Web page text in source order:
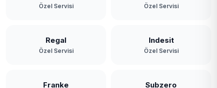
Özel Servisi Özel Servisi
Regal
Özel Servisi
Indesit
Özel Servisi
Franke Subzero